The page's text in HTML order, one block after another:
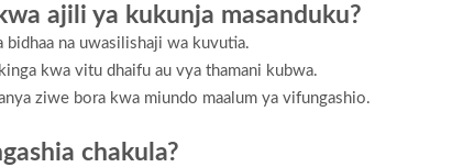
ajili ya kukunja masanduku?
bidhaa na uwasilishaji wa kuvutia.
kwa vitu dhaifu au vya thamani kubwa.
ziwe bora kwa miundo maalum ya vifungashio.
chakula?